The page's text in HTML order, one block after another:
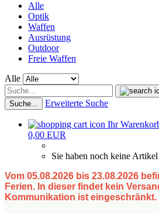
Alle
Optik
Waffen
Ausrüstung
Outdoor
Freie Waffen
Alle
Suche... Erweiterte Suche
Ihr
0,00 EUR
Sie haben noch keine
Vom 05.08.2026 bis 23.08.2026
Ferien. In dieser findet kein
Kommunikation ist eingeschränkt.